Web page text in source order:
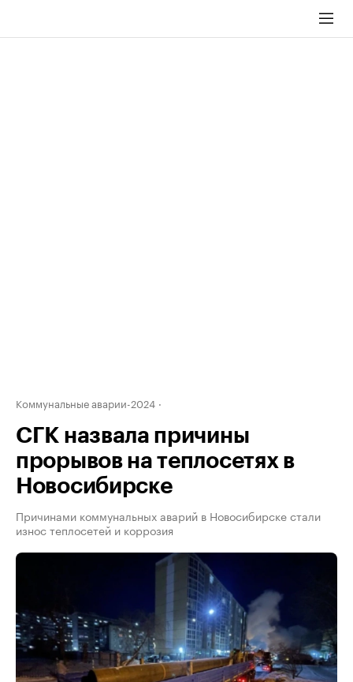
Коммунальные аварии-2024
СГК назвала причины
прорывов на теплосетях в
Новосибирске
Причинами коммунальных аварий в Новосибирске стали
износ теплосетей и коррозия